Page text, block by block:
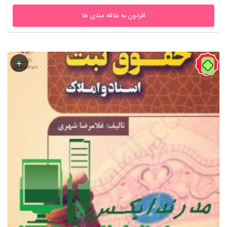
افزدون به علاقه مندی ها
60%